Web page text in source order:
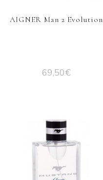
AIGNER Man 2 Evolution
69,50€